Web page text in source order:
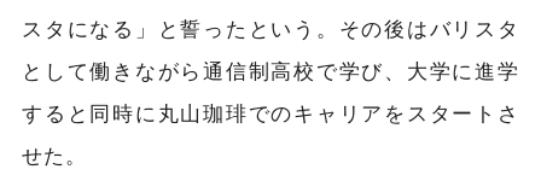
スタになる」と誓ったという。その後はバリスタ
として働きながら通信制高校で学び、大学に進学
すると同時に丸山珈琲でのキャリアをスタートさ
せた。